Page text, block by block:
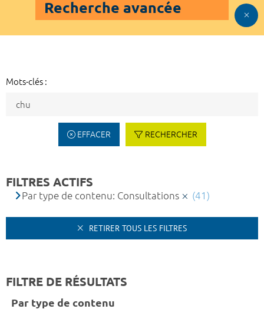
Recherche avancée
Mots-clés :
EFFACER RECHERCHER
FILTRES ACTIFS
Par type de contenu: Consultations (41)
RETIRER TOUS LES FILTRES
FILTRE DE RÉSULTATS
Par type de contenu